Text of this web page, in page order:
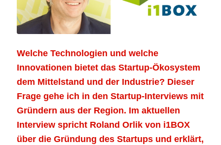
Welche Technologien und welche
Innovationen bietet das Startup-Ökosystem
dem Mittelstand und der Industrie? Dieser
Frage gehe ich in den Startup-Interviews mit
Gründern aus der Region. Im aktuellen
Interview spricht Roland Orlik von i1BOX
über die Gründung des Startups und erklärt,